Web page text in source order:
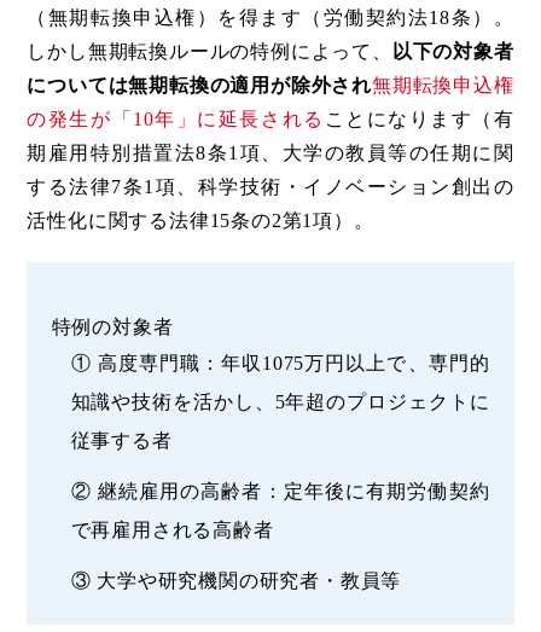
（無期転換申込権）を得ます（労働契約法18条）。
しかし無期転換ルールの特例によって、
以下の対象者
については無期転換の適用が除外され無期転換申込権
の発生が「10年」に延長される ことになります（有
期雇用特別措置法8条1項、大学の教員等の任期に関
する法律7条1項、科学技術・イノベーション創出の
活性化に関する法律15条の2第1項）。
特例の対象者
① 高度専門職：年収1075万円以上で、専門的
知識や技術を活かし、5年超のプロジェクトに
従事する者
② 継続雇用の高齢者：定年後に有期労働契約
で再雇用される高齢者
③ 大学や研究機関の研究者・教員等